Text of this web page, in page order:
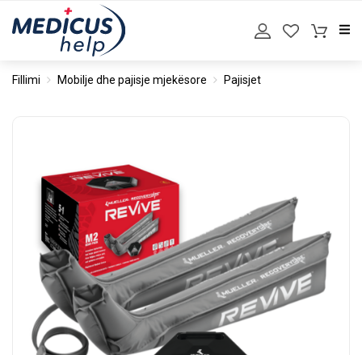
Fillimi Mobilje dhe pajisje mjekësore Pajisjet